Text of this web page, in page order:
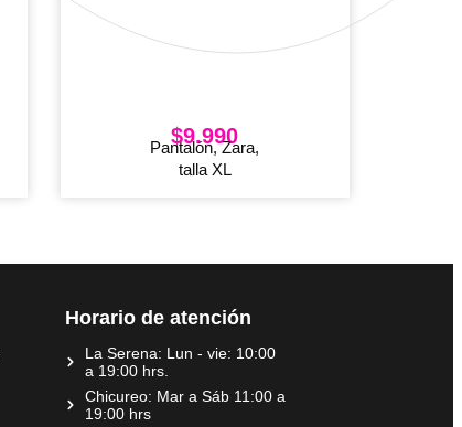
$9.990
Pantalón, Zara,
talla XL
Horario de atención
La Serena: Lun - vie: 10:00
a 19:00 hrs.
Chicureo: Mar a Sáb 11:00 a
19:00 hrs